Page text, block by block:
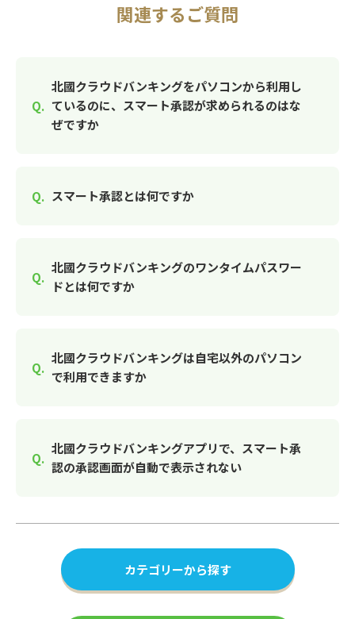
関連するご質問
北國クラウドバンキングをパソコンから利用し
ているのに、スマート承認が求められるのはな
ぜですか
スマート承認とは何ですか
北國クラウドバンキングのワンタイムパスワー
ドとは何ですか
北國クラウドバンキングは自宅以外のパソコン
で利用できますか
北國クラウドバンキングアプリで、スマート承
認の承認画面が自動で表示されない
カテゴリーから探す